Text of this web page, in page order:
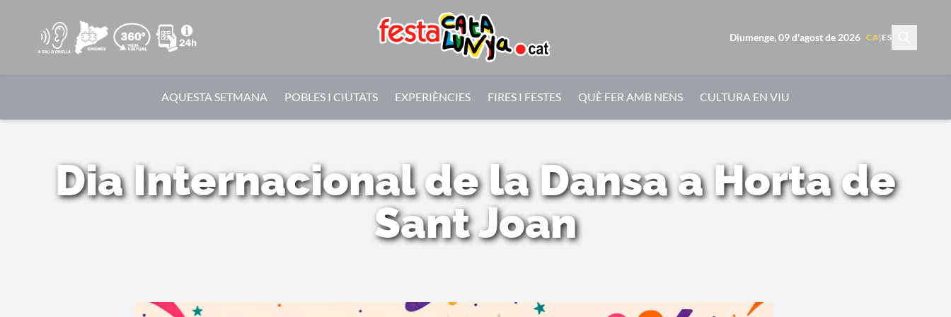
Diumenge, 09 d'agost de 2026 CA| ES
AQUESTA SETMANA POBLES I CIUTATS EXPERIÈNCIES FIRES I FESTES QUÈ FER AMB NENS CULTURA EN VIU
Dia Internacional de la Dansa a Horta de
Sant Joan